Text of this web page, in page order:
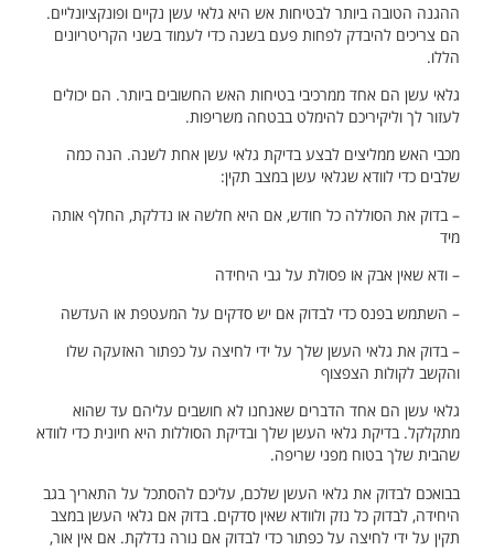
ההגנה הטובה ביותר לבטיחות אש היא גלאי עשן נקיים ופונקציונליים.
הם צריכים להיבדק לפחות פעם בשנה כדי לעמוד בשני הקריטריונים
הללו.
גלאי עשן הם אחד ממרכיבי בטיחות האש החשובים ביותר. הם יכולים
לעזור לך וליקיריכם להימלט בבטחה משריפות.
מכבי האש ממליצים לבצע בדיקת גלאי עשן אחת לשנה. הנה כמה
שלבים כדי לוודא שגלאי עשן במצב תקין:
– בדוק את הסוללה כל חודש, אם היא חלשה או נדלקת, החלף אותה
מיד
– ודא שאין אבק או פסולת על גבי היחידה
– השתמש בפנס כדי לבדוק אם יש סדקים על המעטפת או העדשה
– בדוק את גלאי העשן שלך על ידי לחיצה על כפתור האזעקה שלו
והקשב לקולות הצפצוף
גלאי עשן הם אחד הדברים שאנחנו לא חושבים עליהם עד שהוא
מתקלקל. בדיקת גלאי העשן שלך ובדיקת הסוללות היא חיונית כדי לוודא
שהבית שלך בטוח מפני שריפה.
בבואכם לבדוק את גלאי העשן שלכם, עליכם להסתכל על התאריך בגב
היחידה, לבדוק כל נזק ולוודא שאין סדקים. בדוק אם גלאי העשן במצב
תקין על ידי לחיצה על כפתור כדי לבדוק אם נורה נדלקת. אם אין אור,